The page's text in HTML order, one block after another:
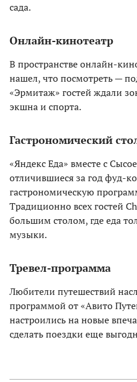
сада.
Онлайн-кинотеатр
В пространстве онлайн-
нашел, что посмотреть —
«Эрмитаж» гостей ждали
экшна и спорта.
Гастрономический
«Яндекс Еда» вместе с
отличившиеся за год фуд-
гастрономическую
Традиционно всех гостей
большим столом, где еда
музыки.
Тревел-программа
Любители путешествий
программой от «Авито
настроились на новые
сделать поездки еще